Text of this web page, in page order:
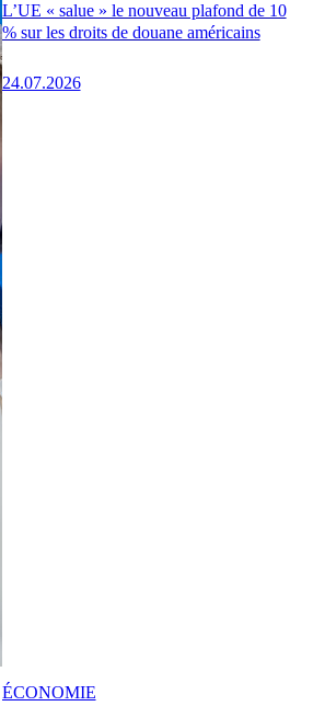
L’UE « salue » le nouveau plafond de 10
% sur les droits de douane américains
24.07.2026
ÉCONOMIE